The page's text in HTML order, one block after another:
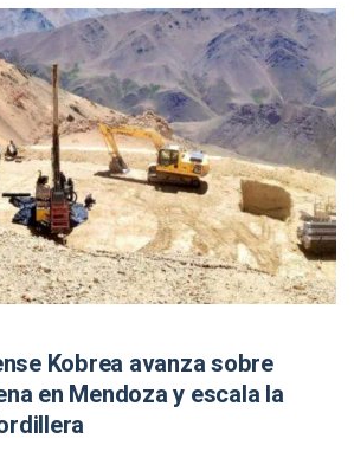
Kobrea avanza sobre
en Mendoza y escala la